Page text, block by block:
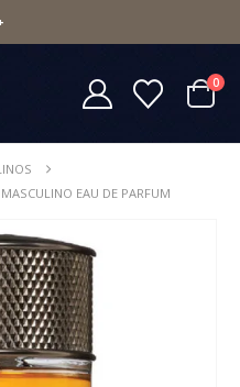
0
EAU DE PARFUM